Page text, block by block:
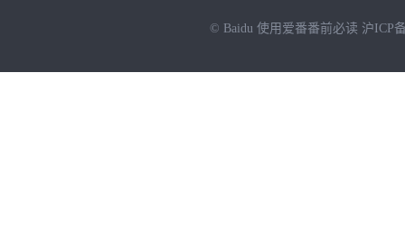
© Baidu 使用爱番番前必读 沪ICP